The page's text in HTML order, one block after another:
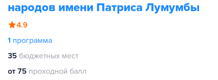
народов имени Патриса Лумумбы
4.9
1 программа
35 бюджетных мест
от 75 проходной балл